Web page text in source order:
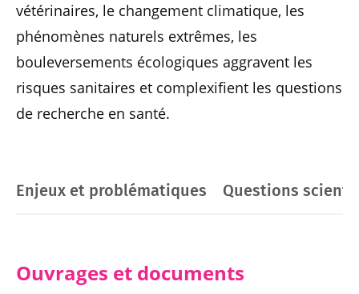
vétérinaires, le changement climatique, les
phénomènes naturels extrêmes, les
bouleversements écologiques aggravent les
risques sanitaires et complexifient les questions
de recherche en santé.
Enjeux et problématiques Questions
Ouvrages et documents